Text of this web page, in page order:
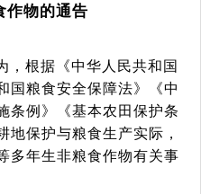
作物的通告
，根据《中华人民共和国
国粮食安全保障法》《中
条例》《基本农田保护条
地保护与粮食生产实际，
多年生非粮食作物有关事